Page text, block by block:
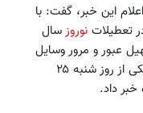
این خبر، گفت: با
تعطیلات نوروزسال
عبور و مرور وسایل
نقلیه، محدودیت ‌ها و ممنوعیت‌ های ترافیکی از روز شنبه ۲۵